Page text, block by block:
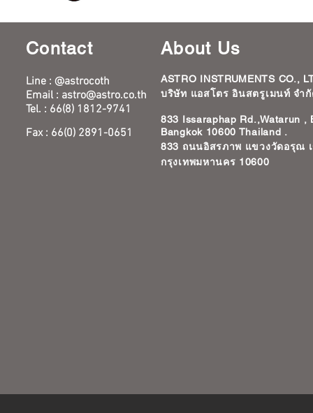
Contact
Line : @astrocoth
Email : astro@astro.co.th
Tel. : 66(8) 1812-9741
Fax : 66(0) 2891-0651
About Us
ASTRO INSTRUMENTS CO.,
บริษัท แอสโตร อินสตรูเมนท์ จำ
833 Issaraphap Rd.,Watarun ,
Bangkok 10600 Thailand .
833 ถนนอิสรภาพ แขวงวัดอรุณ
กรุงเทพมหานคร 10600